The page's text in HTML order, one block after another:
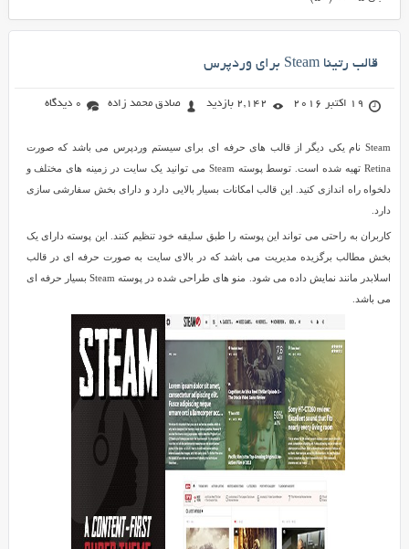
قالب رتینا Steam برای وردپرس
19 اکتبر 2016 2,142 بازدید صادق محمد زاده 0 دیدگاه
Steam نام یکی دیگر از قالب های حرفه ای برای سیستم وردپرس می باشد که صورت
Retina تهیه شده است. توسط پوسته Steam می توانید یک سایت در زمینه های مختلف و
دلخواه راه اندازی کنید. این قالب امکانات بسیار بالایی دارد و دارای بخش سفارشی سازی
دارد.
کاربران به راحتی می تواند این پوسته را طبق سلیقه خود تنظیم کنند. این پوسته دارای یک
بخش مطالب برگزیده مدیریت می باشد که در بالای سایت به صورت حرفه ای در قالب
اسلابدر مانند نمایش داده می شود. منو های طراحی شده در پوسته Steam بسیار حرفه ای
می باشد.